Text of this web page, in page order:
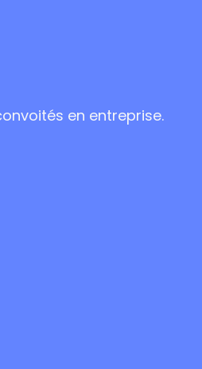
en entreprise.